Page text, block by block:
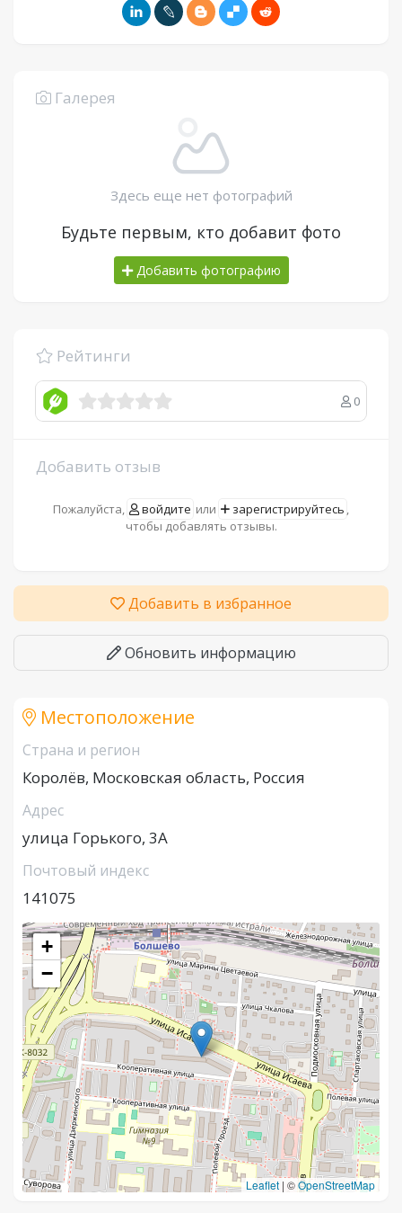
Галерея
Здесь еще нет фотографий
Будьте первым, кто добавит фото
Добавить фотографию
Рейтинги
0
Добавить отзыв
Пожалуйста, войдите или зарегистрируйтесь ,
чтобы добавлять отзывы.
Добавить в избранное
Обновить информацию
Местоположение
Страна и регион
Королёв, Московская область, Россия
Адрес
улица Горького, 3А
Почтовый индекс
141075
+
−
Leaflet | ©OpenStreetMap